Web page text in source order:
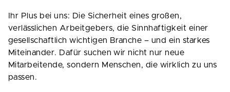
Ihr Plus bei uns: Die Sicherheit eines großen,
verlässlichen Arbeitgebers, die Sinnhaftigkeit einer
gesellschaftlich wichtigen Branche – und ein starkes
Miteinander. Dafür suchen wir nicht nur neue
Mitarbeitende, sondern Menschen, die wirklich zu uns
passen.